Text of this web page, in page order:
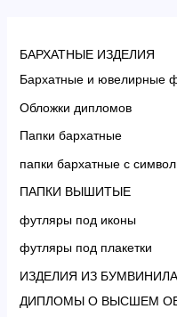
БАРХАТНЫЕ ИЗДЕЛИЯ
Бархатные и ювелирные
Обложки дипломов
Папки бархатные
папки бархатные с
ПАПКИ ВЫШИТЫЕ
футляры под иконы
футляры под плакетки
ИЗДЕЛИЯ ИЗ БУМВИНИЛА
ДИПЛОМЫ О ВЫСШЕМ